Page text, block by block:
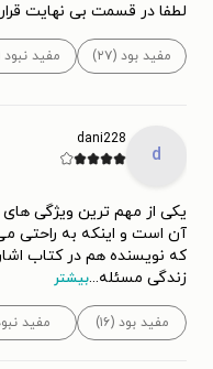
لطفا در قسمت بی نهایت
مفید بود (۲۷) مفید نبود
d
dani228
یکی از مهم ترین ویژگی
آن است و اینکه به راحتی می
که نویسنده هم در کتاب
زندگی مسئله...بیشتر
مفید بود (۱۶) مفید